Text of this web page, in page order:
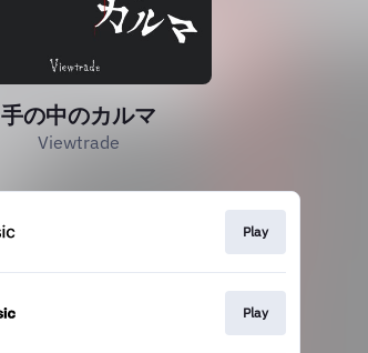
手の中のカルマ
Viewtrade
Play
Play